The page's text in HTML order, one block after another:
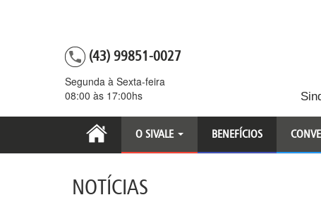
(43) 99851-0027
Segunda à Sexta-feira
08:00 às 17:00hs
O SIVALE BENEFÍCIOS
NOTÍCIAS